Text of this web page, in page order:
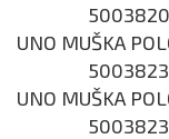
UNO MUŠKA
UNO MUŠKA